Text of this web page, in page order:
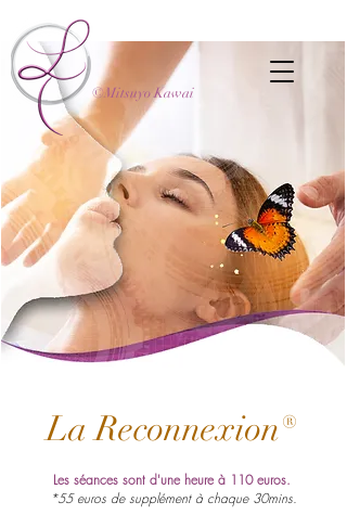
©Mitsuyo Kawai
La Reconnexion®
Les séances sont d'une heure à 110 euros.
*55 euros de supplément à chaque 30mins.